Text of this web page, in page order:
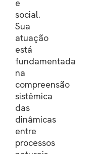
e
social.
Sua
atuação
está
fundamentada
na
compreensão
sistêmica
das
dinâmicas
entre
processos